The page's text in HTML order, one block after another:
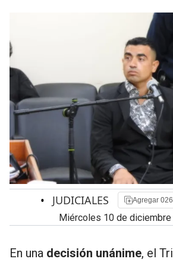
• JUDICIALES Agregar
miércoles 10 de
En una decisión unánime, el